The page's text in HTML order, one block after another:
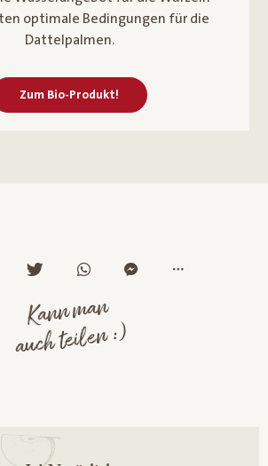
optimale Bedingungen für die
Dattelpalmen.
Zum Bio-Produkt!
Kann man
auch teilen :)